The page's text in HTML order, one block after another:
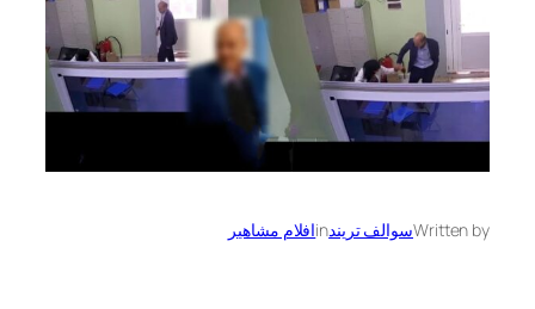
Written byسوالف تريندinافلام مشاهير